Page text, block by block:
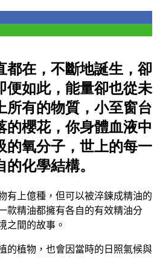
都在，不斷地誕生，卻
便如此，能量卻也從未
所有的物質，小至窗台
的櫻花，你身體血液中
的氧分子，世上的每一
化學結構。
有上億種，但可以被淬鍊成精油的
款精油都擁有各自的有效精油分
之間的故事。
的植物，也會因當時的日照氣候與